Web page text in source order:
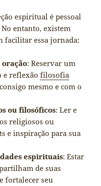
espiritual é pessoal
entanto, existem
facilitar essa jornada:
: Reservar um
e reflexãofilosofia
mesmo e com o
ou filosóficos: Ler e
religiosos ou
e inspiração para sua
espirituais: Estar
de suas
fortalecer seu